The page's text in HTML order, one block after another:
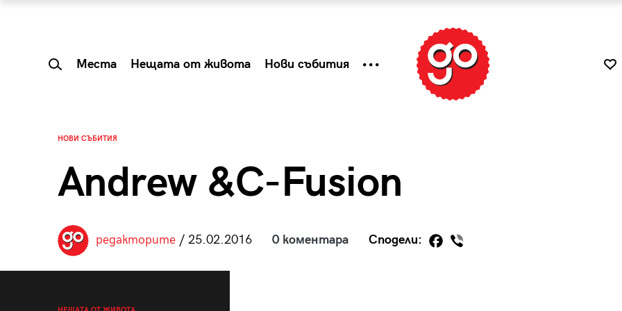
Места Нещата от живота Нови събития
НОВИ СЪБИТИЯ
Andrew &C-Fusion
редакторите/ 25.02.2016 0 коментара Сподели: